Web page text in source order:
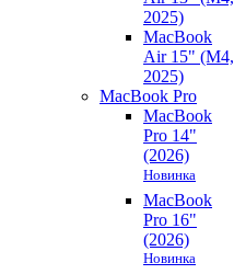
2025)
MacBook
Air 15" (M4,
2025)
MacBook Pro
MacBook
Pro 14"
(2026)
Новинка
MacBook
Pro 16"
(2026)
Новинка